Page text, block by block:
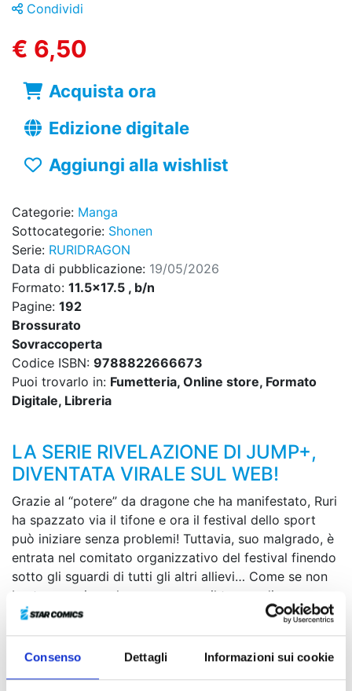
Consenso Dettagli Informazioni sui cookie
Condividi
€ 6,50
Acquista ora
Edizione digitale
Aggiungi alla wishlist
Categorie: Manga
Sottocategorie: Shonen
Serie: RURIDRAGON
Data di pubblicazione: 19/05/2026
Formato: 11.5x17.5 , b/n
Pagine: 192
Brossurato
Sovraccoperta
Codice ISBN: 9788822666673
Puoi trovarlo in: Fumetteria, Online store, Formato
Digitale, Libreria
LA SERIE RIVELAZIONE DI JUMP+,
DIVENTATA VIRALE SUL WEB!
Grazie al “potere” da dragone che ha manifestato, Ruri
ha spazzato via il tifone e ora il festival dello sport
può iniziare senza problemi! Tuttavia, suo malgrado, è
entrata nel comitato organizzativo del festival finendo
sotto gli sguardi di tutti gli altri allievi… Come se non
bastasse, prima che possa avere il tempo di
riprendersi dal disagio, ecco che una nuova anomalia
si verifica nel suo corpo! Il festival dello sport della
nostra “dragon girl” diventa sempre più turbolento...